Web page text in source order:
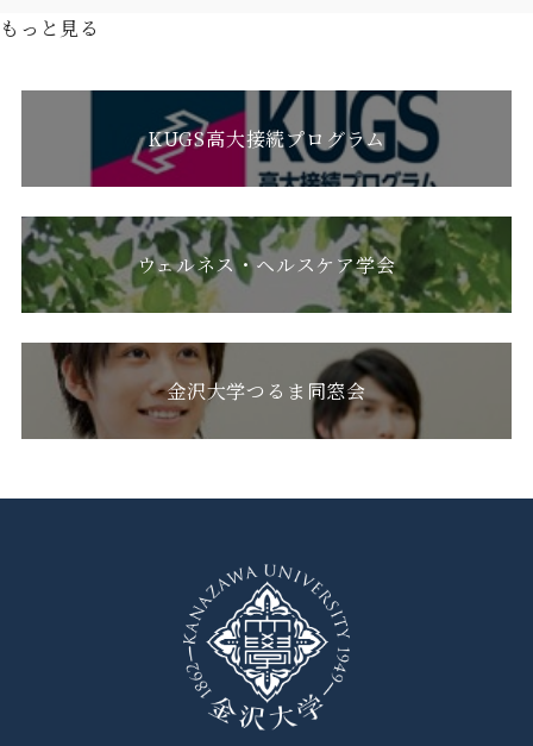
もっと見る
KUGS高大接続プログラム
ウェルネス・ヘルスケア学会
金沢大学つるま同窓会